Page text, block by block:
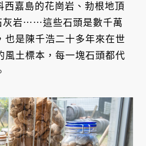
西嘉島的花崗岩、勃根地頂
灰岩⋯⋯這些石頭是數千萬
也是陳千浩二十多年來在世
風土標本，每一塊石頭都代